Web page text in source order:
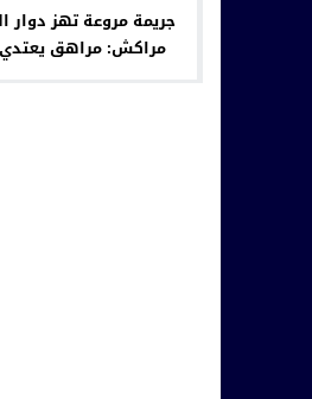
جريمة مروعة تهز دوار
مراكش: مراهق
ويلقي بها من